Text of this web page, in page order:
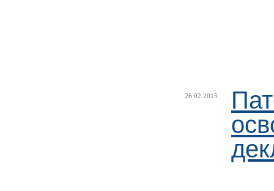
26.02.2015